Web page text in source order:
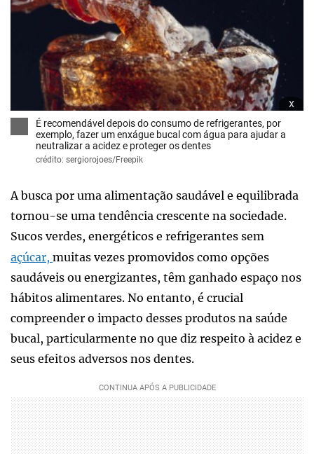
x
É recomendável depois do consumo de refrigerantes, por
exemplo, fazer um enxágue bucal com água para ajudar a
neutralizar a acidez e proteger os dentes
crédito: sergiorojoes/Freepik
A busca por uma alimentação saudável e equilibrada
tornou-se uma tendência crescente na sociedade.
Sucos verdes, energéticos e refrigerantes sem
açúcar, muitas vezes promovidos como opções
saudáveis ou energizantes, têm ganhado espaço nos
hábitos alimentares. No entanto, é crucial
compreender o impacto desses produtos na saúde
bucal, particularmente no que diz respeito à acidez e
seus efeitos adversos nos dentes.